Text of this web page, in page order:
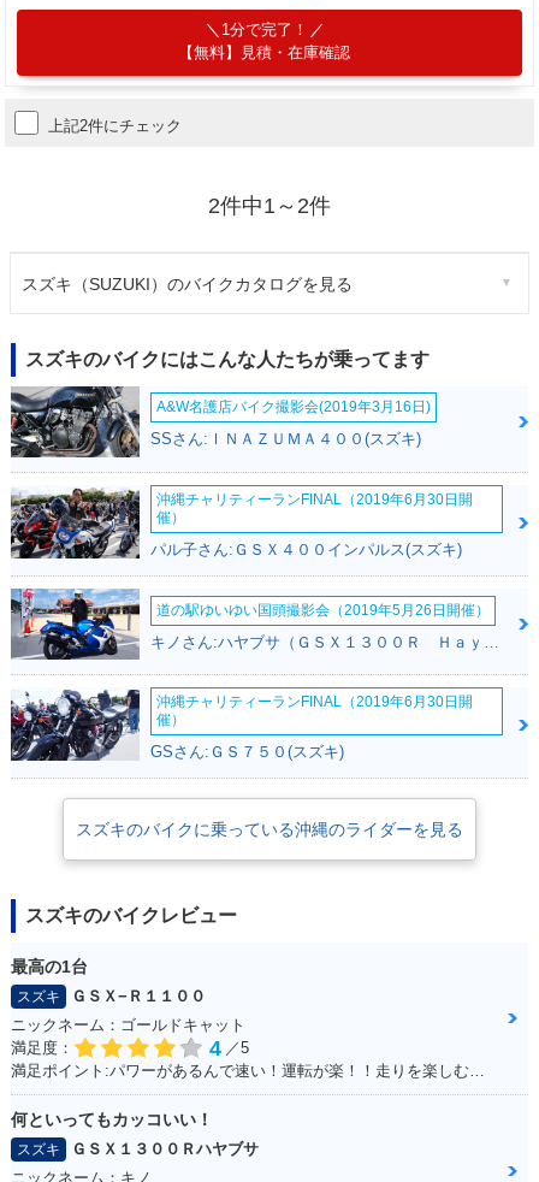
1分で完了！
【無料】見積・在庫確認
上記2件にチェック
2件中1～2件
スズキ（SUZUKI）のバイクカタログを見る
スズキのバイクにはこんな人たちが乗ってます
A&W名護店バイク撮影会(2019年3月16日)
SSさん:ＩＮＡＺＵＭＡ４００(スズキ)
沖縄チャリティーランFINAL（2019年6月30日開
催）
パル子さん:ＧＳＸ４００インパルス(スズキ)
道の駅ゆいゆい国頭撮影会（2019年5月26日開催）
沖縄チャリティーランFINAL（2019年6月30日開
催）
GSさん:ＧＳ７５０(スズキ)
スズキのバイクに乗っている沖縄のライダーを見る
スズキのバイクレビュー
最高の1台
スズキ
ＧＳＸ−Ｒ１１００
ニックネーム：ゴールドキャット
満足度：
4 ／5
満足ポイント:パワーがあるんで速い！運転が楽！！走りを楽しむにはもってこいの1台！足回りかえるとかなり乗りやすくなります
何といってもカッコいい！
スズキ
ＧＳＸ１３００Ｒハヤブサ
ニックネーム：キノ